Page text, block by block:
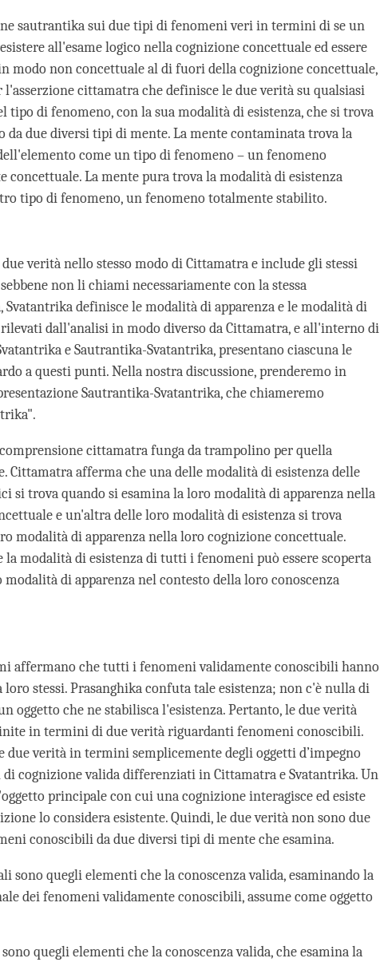
sautrantika sui due tipi di fenomeni veri in termini di se un
all'esame logico nella cognizione concettuale ed essere
modo non concettuale al di fuori della cognizione concettuale,
cittamatra che definisce le due verità su qualsiasi
di fenomeno, con la sua modalità di esistenza, che si trova
da due diversi tipi di mente. La mente contaminata trova la
come un tipo di fenomeno – un fenomeno
concettuale. La mente pura trova la modalità di esistenza
tipo di fenomeno, un fenomeno totalmente stabilito.
verità nello stesso modo di Cittamatra e include gli stessi
non li chiami necessariamente con la stessa
definisce le modalità di apparenza e le modalità di
dall'analisi in modo diverso da Cittamatra, e all'interno di
e Sautrantika-Svatantrika, presentano ciascuna le
a questi punti. Nella nostra discussione, prenderemo in
Sautrantika-Svatantrika, che chiameremo
cittamatra funga da trampolino per quella
Cittamatra afferma che una delle modalità di esistenza delle
si trova quando si esamina la loro modalità di apparenza nella
e un'altra delle loro modalità di esistenza si trova
modalità di apparenza nella loro cognizione concettuale.
la modalità di esistenza di tutti i fenomeni può essere scoperta
di apparenza nel contesto della loro conoscenza
affermano che tutti i fenomeni validamente conoscibili hanno
stessi. Prasanghika confuta tale esistenza; non c'è nulla di
oggetto che ne stabilisca l'esistenza. Pertanto, le due verità
in termini di due verità riguardanti fenomeni conoscibili.
due verità in termini semplicemente degli oggetti d’impegno
cognizione valida differenziati in Cittamatra e Svatantrika. Un
principale con cui una cognizione interagisce ed esiste
lo considera esistente. Quindi, le due verità non sono due
conoscibili da due diversi tipi di mente che esamina.
sono quegli elementi che la conoscenza valida, esaminando la
dei fenomeni validamente conoscibili, assume come oggetto
quegli elementi che la conoscenza valida, che esamina la